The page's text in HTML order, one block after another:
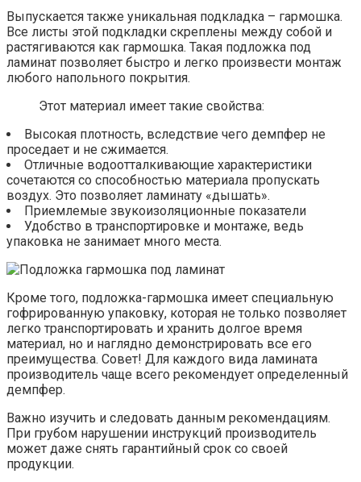
Выпускается также уникальная подкладка – гармошка.
Все листы этой подкладки скреплены между собой и
растягиваются как гармошка. Такая подложка под
ламинат позволяет быстро и легко произвести монтаж
любого напольного покрытия.
Этот материал имеет такие свойства:
Высокая плотность, вследствие чего демпфер не
проседает и не сжимается.
Отличные водоотталкивающие характеристики
сочетаются со способностью материала пропускать
воздух. Это позволяет ламинату «дышать».
Приемлемые звукоизоляционные показатели
Удобство в транспортировке и монтаже, ведь
упаковка не занимает много места.
Кроме того, подложка-гармошка имеет специальную
гофрированную упаковку, которая не только позволяет
легко транспортировать и хранить долгое время
материал, но и наглядно демонстрировать все его
преимущества. Совет! Для каждого вида ламината
производитель чаще всего рекомендует определенный
демпфер.
Важно изучить и следовать данным рекомендациям.
При грубом нарушении инструкций производитель
может даже снять гарантийный срок со своей
продукции.